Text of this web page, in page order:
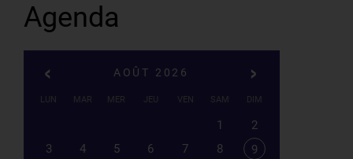
Agenda
AOÛT 2026
LUN MAR MER JEU VEN SAM DIM
1
2
3
4 5 6 7 8 9